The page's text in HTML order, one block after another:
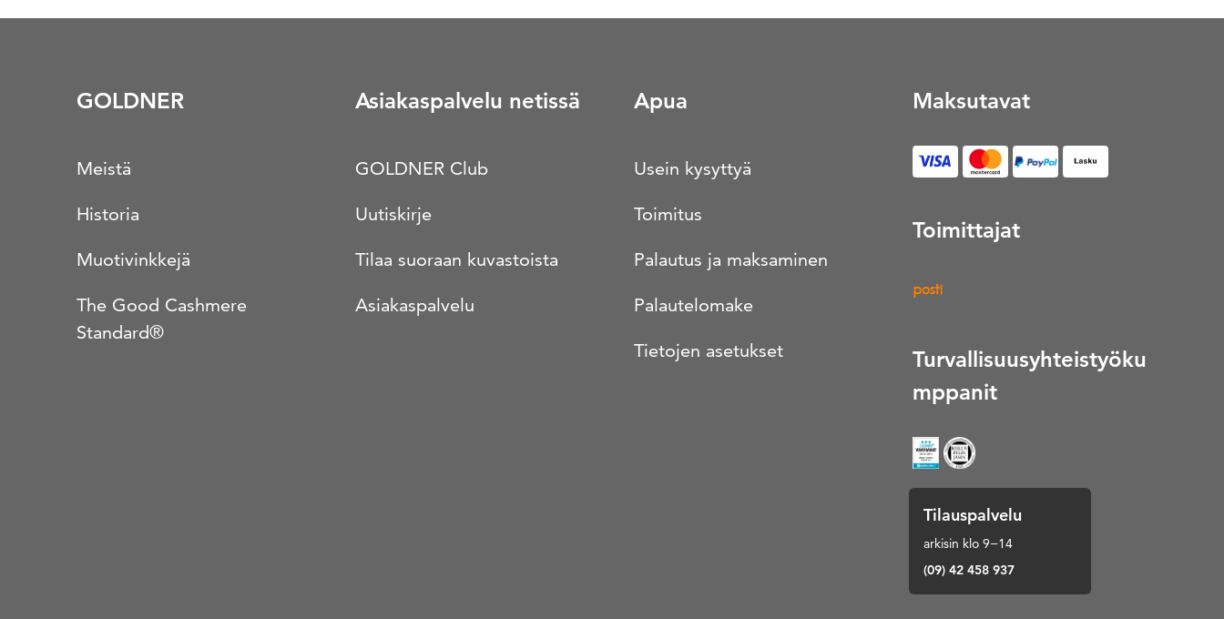
GOLDNER
Meistä
Historia
Muotivinkkejä
The Good Cashmere
Standard®
Asiakaspalvelu netissä
GOLDNER Club
Uutiskirje
Tilaa suoraan kuvastoista
Asiakaspalvelu
Apua
Usein kysyttyä
Toimitus
Palautus ja maksaminen
Palautelomake
Tietojen asetukset
Maksutavat
Lasku (Avautuu uuteen
Toimittajat
Turvallisuusyhteistyöku
mppanit
Tilauspalvelu
arkisin klo 9−14
(09) 42 458 937